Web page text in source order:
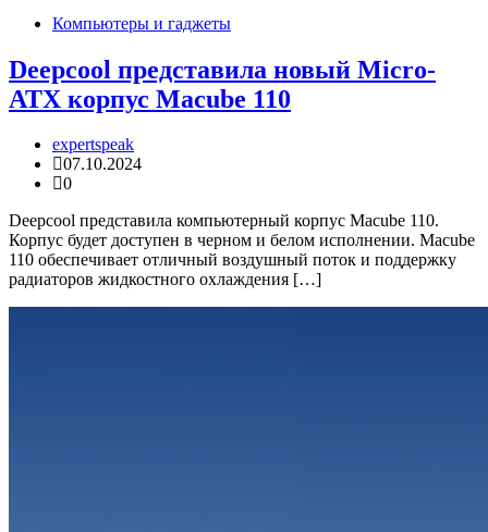
Компьютеры и гаджеты
Deepcool представила новый Micro-
ATX корпус Macube 110
expertspeak
07.10.2024
0
Deepcool представила компьютерный корпус Macube 110.
Корпус будет доступен в черном и белом исполнении. Macube
110 обеспечивает отличный воздушный поток и поддержку
радиаторов жидкостного охлаждения […]